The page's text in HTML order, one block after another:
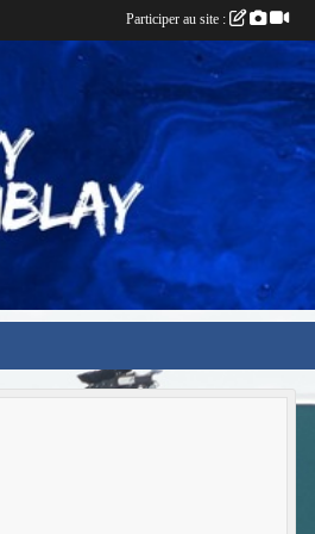
Participer au site :